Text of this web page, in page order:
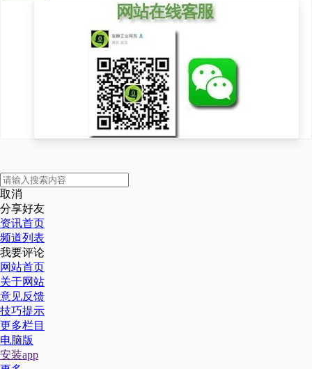
取消
分享好友
资讯首页
频道列表
我要评论
网站首页
关于网站
意见反馈
技巧提示
更多栏目
电脑版
安装app